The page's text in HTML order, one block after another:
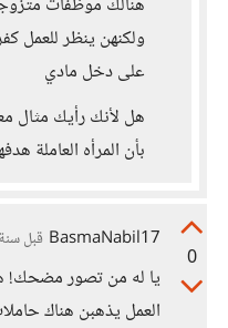
ولكنهن ينظر للعمل
على دخل مادي
هل لأنك رأيك مثال
بأن المرأه العاملة
0
BasmaNabil17 قبل
يا له من تصور مضحك!
العمل يذهبن هناك